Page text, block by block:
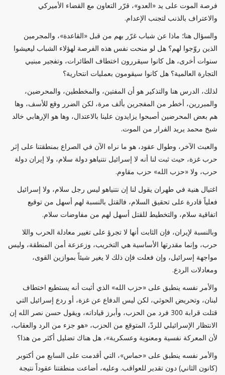
فرصة الموت على يد «العدو»، قرّر التعاون مع القضاء الأميركي
والاعتراف بالذنب لتجنب الإعدام.
والسؤال هنا؛ ماذا عن شباب غرّر بهم من قبل «القاعدة»، والمجرمين
الذين روّجوا لهم؟ هل لو منحت نفس هذه الفرصة لهؤلاء الشباب ليعيشوا
سنوات أخرى، هل كانوا سيقررون اختطاف الطائرات، وتفجير مبنيي
التجارة العالمية؟ هل كانوا سيقومون بعمليات انتحارية؟
لذلك، الدرس هنا والتذكير هو أن المفتين، والمخططين، والمحرضين،
والمبررين، أخطر من المفجرين بألف مرة، لكن الضرر وقع للأسف، وها
هم بعض المحرضين أصبحوا يزايدون علينا بالاعتدال، وها هو الإرهابي خالد
شيخ محمد يريد الفرار من الموت.
والعبث الآخر، وطوال عقود، هو ما نراه الآن في الصراع بمنطقتنا على إثر
حرب غزة، حيث ثبت لنا أنه لا إسرائيل نتنياهو دولة سلام، ولا إيران دولة
حرب، ولا «حزب الله» حزب مقاوم.
اغتيال هنية في طهران يقول لنا إن نتنياهو ليس رجل سلام، ولا إسرائيل
فعلياً قادرة على تحقيق السلام، فالقتل بالنسبة لهم أسهل من توقيع
اتفاقية سلام، والتخطيط للقتل أسهل لهم من مفاوضات سلام.
وبالنسبة لإيران، فإن الثابت أنها لا تجرؤ على تغيير معادلة الحرب واللا
حرب، وإنما مقدرتها الأساسية هي التخريب، وزعزعة أمن المنطقة، وليس
مواجهة إسرائيل، وإن فعلت فإن ذلك لا يغير شيئاً بموازين القوى،
ومعادلات الردع.
والأمر نفسه ينطبق على «حزب الله» الذي أثبت أنه يستطيع اختطاف
لبنان، وتحريض الحوثي، لكن ليس الدفاع عن غزة، أو ردع إسرائيل التي
قتلت قرابة 300 فرد من الحزب، وأبرز قياداته، ويقول حسن نصر الله إن
الانتظار الإسرائيلي للردّ، المتوقع من الحزب، «هو جزء من الرد والعقاب،
لأن المعركة نفسية ومعنوية وعسكرية»، هل هناك تضليل أكثر من هذا؟
والأمر نفسه ينطبق على «حماس»، التي أقدمت على السابع من أكتوبر
(كانون الثاني) دون تقدير للعواقب. وعليه، أضاعت منطقتنا عقوداً نتيجة